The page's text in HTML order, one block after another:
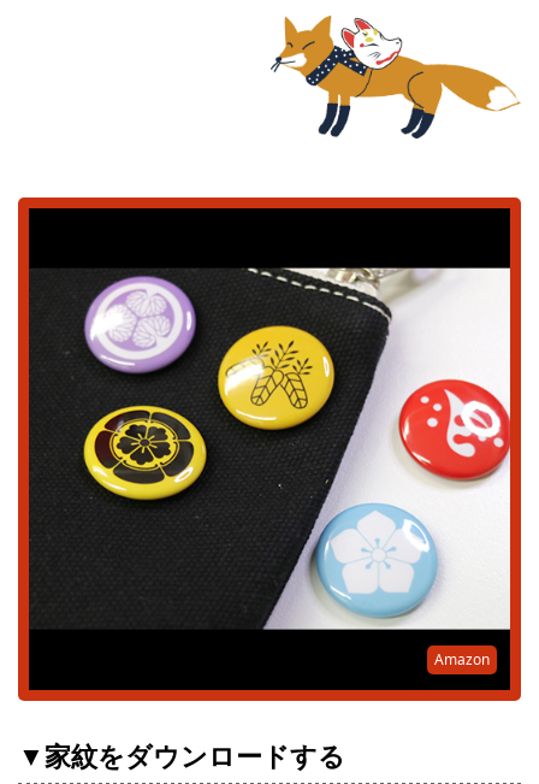
Amazon
▼家紋をダウンロードする